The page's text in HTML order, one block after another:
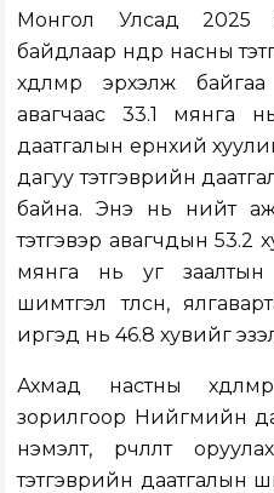
Монгол Улсад
байдлаар өндөр насны
хөдөлмөр эрхэлж
авагчаас 33.1 мянга
даатгалын ерөнхий
дагуу тэтгэврийн
байна. Энэ нь нийт
тэтгэвэр авагчдын 53.2
мянга нь уг заалтын
шимтгэл төлсөн,
иргэд нь 46.8 хувийг
Ахмад настны
зорилгоор Нийгмийн
нэмэлт, өөрчлөлт
тэтгэврийн даатгалын